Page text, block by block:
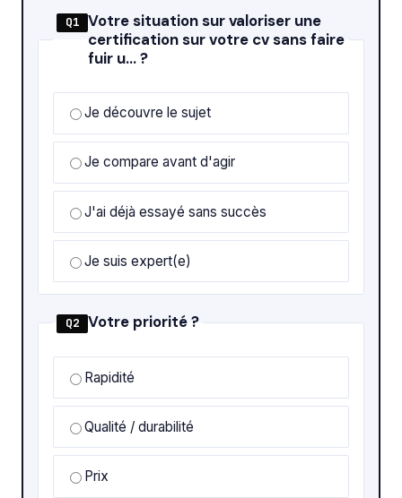
Q1 Votre situation sur valoriser une
certification sur votre cv sans faire
fuir u… ?
Je découvre le sujet
Je compare avant d'agir
J'ai déjà essayé sans succès
Je suis expert(e)
Q2 Votre priorité ?
Rapidité
Qualité / durabilité
Prix